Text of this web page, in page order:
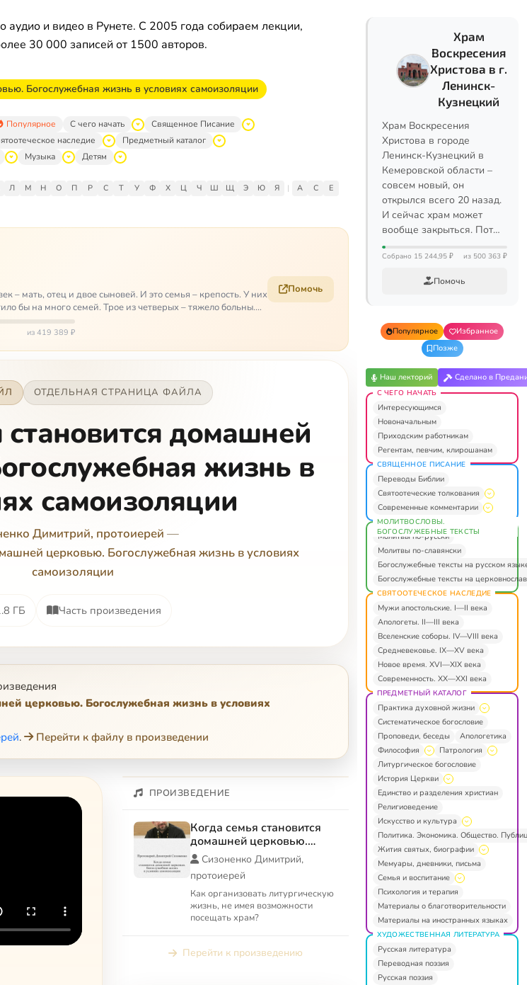
аудио и видео в Рунете. С 2005 года собираем лекции,
30 000 записей от 1500 авторов.
Богослужебная жизнь в условиях самоизоляции
Популярное С чего начать
Священное Писание
наследие
Предметный каталог
Музыка Детям
Л М Н О П Р С Т У Ф Х Ц Ч Ш Щ Э Ю Я | A C
E
– мать, отец и двое сыновей. И это семья – крепость. У них
бы на много семей. Трое из четверых – тяжело больны.…
из 419 389 ₽
Помочь
ОТДЕЛЬНАЯ СТРАНИЦА ФАЙЛА
становится домашней
жизнь в
самоизоляции
Димитрий, протоиерей —
церковью. Богослужебная жизнь в условиях
самоизоляции
ГБ Часть произведения
церковью. Богослужебная жизнь в условиях
. Перейти к файлу в произведении
ПРОИЗВЕДЕНИЕ
Когда семья становится
домашней церковью.
Богослужебная жизнь в
условиях самоизоляции
Сизоненко Димитрий,
протоиерей
Как организовать литургическую
жизнь, не имея возможности
посещать храм?
Перейти к произведению
Храм
Воскресения
Христова в г.
Ленинск-
Кузнецкий
Храм Воскресения
Христова в городе
Ленинск-Кузнецкий в
Кемеровской области –
совсем новый, он
открылся всего 20 назад.
И сейчас храм может
вообще закрыться. Пот…
Собрано 15 244,95 ₽ из 500 363 ₽
Помочь
Популярное
Избранное
Позже
Наш лекторий Сделано в
С ЧЕГО НАЧАТЬ
Интересующимся
Новоначальным
Приходским работникам
Регентам, певчим, клирошанам
СВЯЩЕННОЕ ПИСАНИЕ
Переводы Библии
Святоотеческие толкования
Современные комментарии
МОЛИТВОСЛОВЫ.
БОГОСЛУЖЕБНЫЕ ТЕКСТЫ
Молитвы по-русски
Молитвы по-славянски
Богослужебные тексты на русском
Богослужебные тексты на
СВЯТООТЕЧЕСКОЕ НАСЛЕДИЕ
Мужи апостольские. I—II века
Апологеты. II—III века
Вселенские соборы. IV—VIII века
Средневековье. IX—XV века
Новое время. XVI—XIX века
Современность. XX—XXI века
ПРЕДМЕТНЫЙ КАТАЛОГ
Практика духовной жизни
Систематическое богословие
Проповеди, беседы
Апологетика
Философия
Патрология
Литургическое богословие
История Церкви
Единство и разделения христиан
Религиоведение
Искусство и культура
Политика. Экономика. Общество.
Жития святых, биографии
Мемуары, дневники, письма
Семья и воспитание
Психология и терапия
Материалы о благотворительности
Материалы на иностранных языках
ХУДОЖЕСТВЕННАЯ ЛИТЕРАТУРА
Русская литература
Переводная поэзия
Русская поэзия